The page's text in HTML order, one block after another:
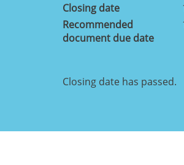
Closing date
Recommended
document due date
Closing date has passed.